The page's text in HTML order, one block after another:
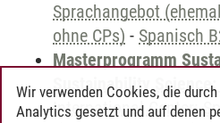
Sprachangebot
ohne CPs) - Spanisch
Masterprogramm
Sustainability
International Center:
Wir verwenden Cookies, die
Analytics gesetzt und auf denen